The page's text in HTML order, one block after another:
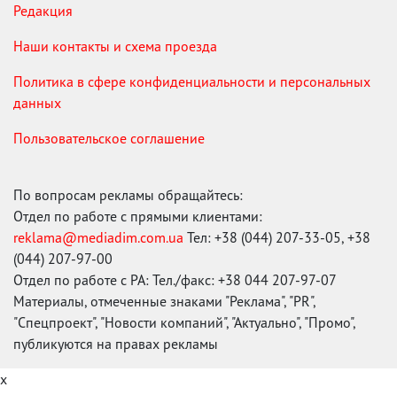
Редакция
Наши контакты и схема проезда
Политика в сфере конфиденциальности и персональных
данных
Пользовательское соглашение
По вопросам рекламы обращайтесь:
Отдел по работе с прямыми клиентами:
reklama@mediadim.com.ua Тел: +38 (044) 207-33-05, +38
(044) 207-97-00
Отдел по работе с РА: Тел./факс: +38 044 207-97-07
Материалы, отмеченные знаками "Реклама", "PR",
"Спецпроект", "Новости компаний", "Актуально", "Промо",
публикуются на правах рекламы
x